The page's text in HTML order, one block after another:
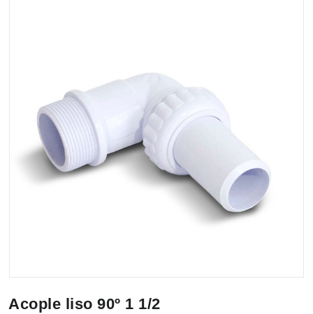
Acople liso 90º 1 1/2